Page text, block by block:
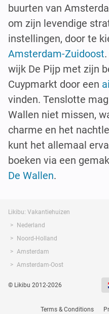
buurten van
om zijn levendige
instellingen, door te
Amsterdam-Zuidoost
wijk De Pijp met zijn
Cuypmarkt door een
vinden. Tenslotte
Wallen niet missen,
charme en het
kunt het allemaal
boeken via een
De Wallen.
Likibu: Vakantiehuizen
Nederland
Noord-Holland
Amsterdam
Amsterdam-Oost
© Likibu 2012-2026
Terms & Conditions